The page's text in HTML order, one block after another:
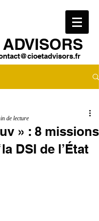
» : 8 missions
DSI de l’État
de lecture